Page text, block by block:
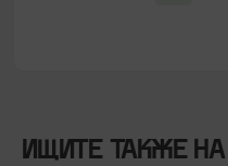
ИЩИТЕ ТАКЖЕ